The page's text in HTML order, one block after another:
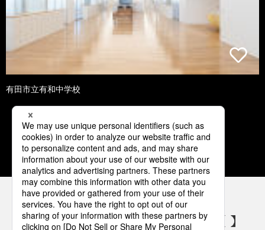
有田市立有和中学校
1 2 3 4 5
パナソニックの電気設備 SNSアカウント